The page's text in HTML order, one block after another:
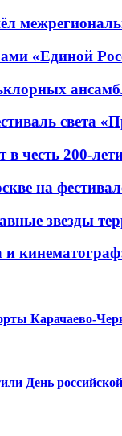
«Единой
света
честь 200-
на
звезды
Карачаево-
День